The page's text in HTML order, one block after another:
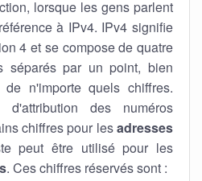
lorsque les gens parlent
à IPv4. IPv4 signifie
4 et se compose de quatre
séparés par un point, bien
n'importe quels chiffres.
des numéros
chiffres pour lesadresses
peut être utilisé pour les
. Ces chiffres réservés sont :